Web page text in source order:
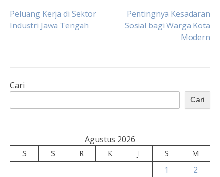
Navigasi
Peluang Kerja di Sektor
Industri Jawa Tengah
Pentingnya Kesadaran
Sosial bagi Warga Kota
Modern
Cari
Cari
Agustus 2026
S
S R K J S
M
1
2